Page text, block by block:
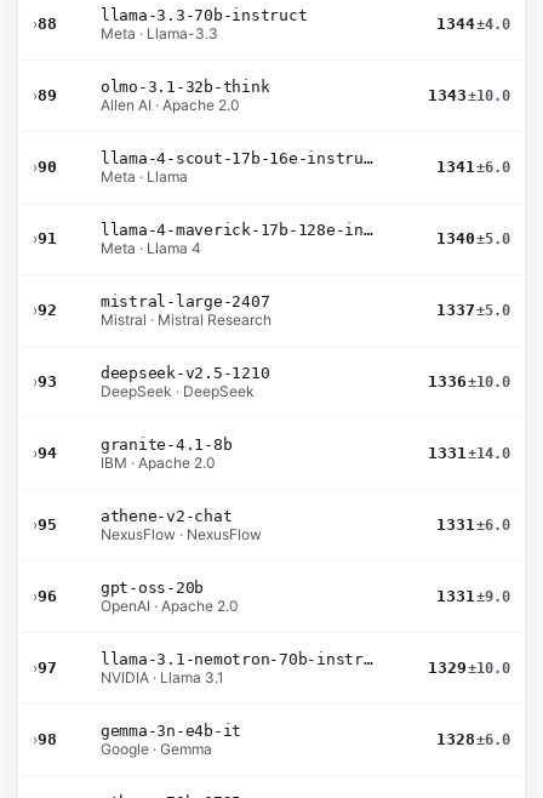
›88
llama-3.3-70b-instruct
Meta · Llama-3.3
1344±4.0
›89
olmo-3.1-32b-think
Allen AI · Apache 2.0
1343±10.0
›90
llama-4-scout-17b-16e-instruct
Meta · Llama
1341±6.0
›91
llama-4-maverick-17b-128e-instruct
Meta · Llama 4
1340±5.0
›92
mistral-large-2407
Mistral · Mistral Research
1337±5.0
›93
deepseek-v2.5-1210
DeepSeek · DeepSeek
1336±10.0
›94
granite-4.1-8b
IBM · Apache 2.0
1331±14.0
›95
athene-v2-chat
NexusFlow · NexusFlow
1331±6.0
›96
gpt-oss-20b
OpenAI · Apache 2.0
1331±9.0
›97
llama-3.1-nemotron-70b-instruct
NVIDIA · Llama 3.1
1329±10.0
›98
gemma-3n-e4b-it
Google · Gemma
1328±6.0